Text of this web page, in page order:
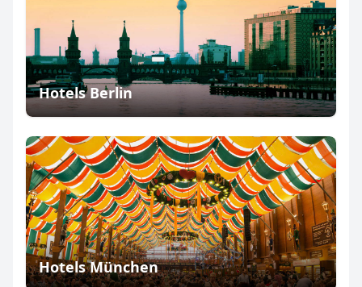
Hotels Berlin
Hotels München